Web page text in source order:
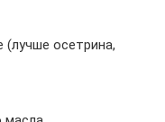
(лучше осетрина,